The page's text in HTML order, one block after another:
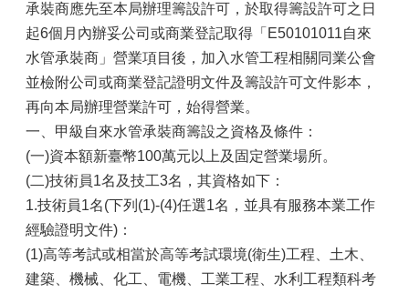
承裝商應先至本局辦理籌設許可，於取得籌設許可之日
起6個月內辦妥公司或商業登記取得「E50101011自來
水管承裝商」營業項目後，加入水管工程相關同業公會
並檢附公司或商業登記證明文件及籌設許可文件影本，
再向本局辦理營業許可，始得營業。
一、甲級自來水管承裝商籌設之資格及條件：
(一)資本額新臺幣100萬元以上及固定營業場所。
(二)技術員1名及技工3名，其資格如下：
1.技術員1名(下列(1)-(4)任選1名，並具有服務本業工作
經驗證明文件)：
(1)高等考試或相當於高等考試環境(衛生)工程、土木、
建築、機械、化工、電機、工業工程、水利工程類科考